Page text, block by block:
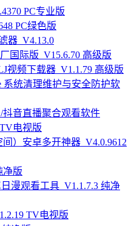
PC专业版
PC绿色版
器_V4.13.0
国际版_V15.6.70 高级版
视频下载器_V1.1.79 高级版
系统清理维护与安全防护软
抖音直播聚合观看软件
电视版
间）安卓多开神器_V4.0.9612
净版
漫观看工具_V1.1.7.3 纯净
TV电视版